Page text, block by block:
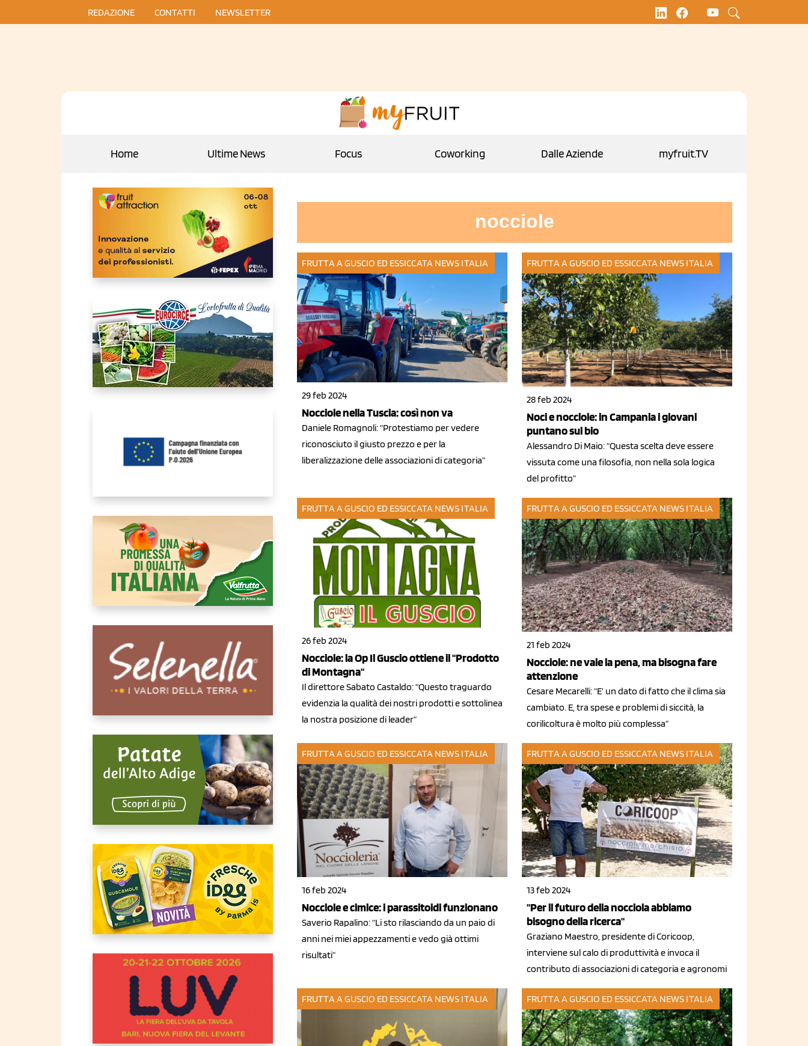
REDAZIONE CONTATTI NEWSLETTER
Home Ultime News Focus Coworking Dalle Aziende myfruit.TV
nocciole
FRUTTA A GUSCIO ED ESSICCATA NEWS ITALIA
29 feb 2024
Nocciole nella Tuscia: così non va
Daniele Romagnoli: “Protestiamo per vedere
riconosciuto il giusto prezzo e per la
liberalizzazione delle associazioni di categoria”
FRUTTA A GUSCIO ED ESSICCATA NEWS ITALIA
28 feb 2024
Noci e nocciole: in Campania i giovani
puntano sul bio
Alessandro Di Maio: “Questa scelta deve essere
vissuta come una filosofia, non nella sola logica
del profitto”
FRUTTA A GUSCIO ED ESSICCATA NEWS ITALIA
26 feb 2024
Nocciole: la Op Il Guscio ottiene il "Prodotto
di Montagna"
Il direttore Sabato Castaldo: “Questo traguardo
evidenzia la qualità dei nostri prodotti e sottolinea
la nostra posizione di leader”
FRUTTA A GUSCIO ED ESSICCATA NEWS ITALIA
21 feb 2024
Nocciole: ne vale la pena, ma bisogna fare
attenzione
Cesare Mecarelli: “E’ un dato di fatto che il clima sia
cambiato. E, tra spese e problemi di siccità, la
corilicoltura è molto più complessa”
FRUTTA A GUSCIO ED ESSICCATA NEWS ITALIA
16 feb 2024
Nocciole e cimice: i parassitoidi funzionano
Saverio Rapalino: “Li sto rilasciando da un paio di
anni nei miei appezzamenti e vedo già ottimi
risultati”
FRUTTA A GUSCIO ED ESSICCATA NEWS ITALIA
13 feb 2024
"Per il futuro della nocciola abbiamo
bisogno della ricerca"
Graziano Maestro, presidente di Coricoop,
interviene sul calo di produttività e invoca il
contributo di associazioni di categoria e agronomi
FRUTTA A GUSCIO ED ESSICCATA NEWS ITALIA FRUTTA A GUSCIO ED ESSICCATA NEWS ITALIA